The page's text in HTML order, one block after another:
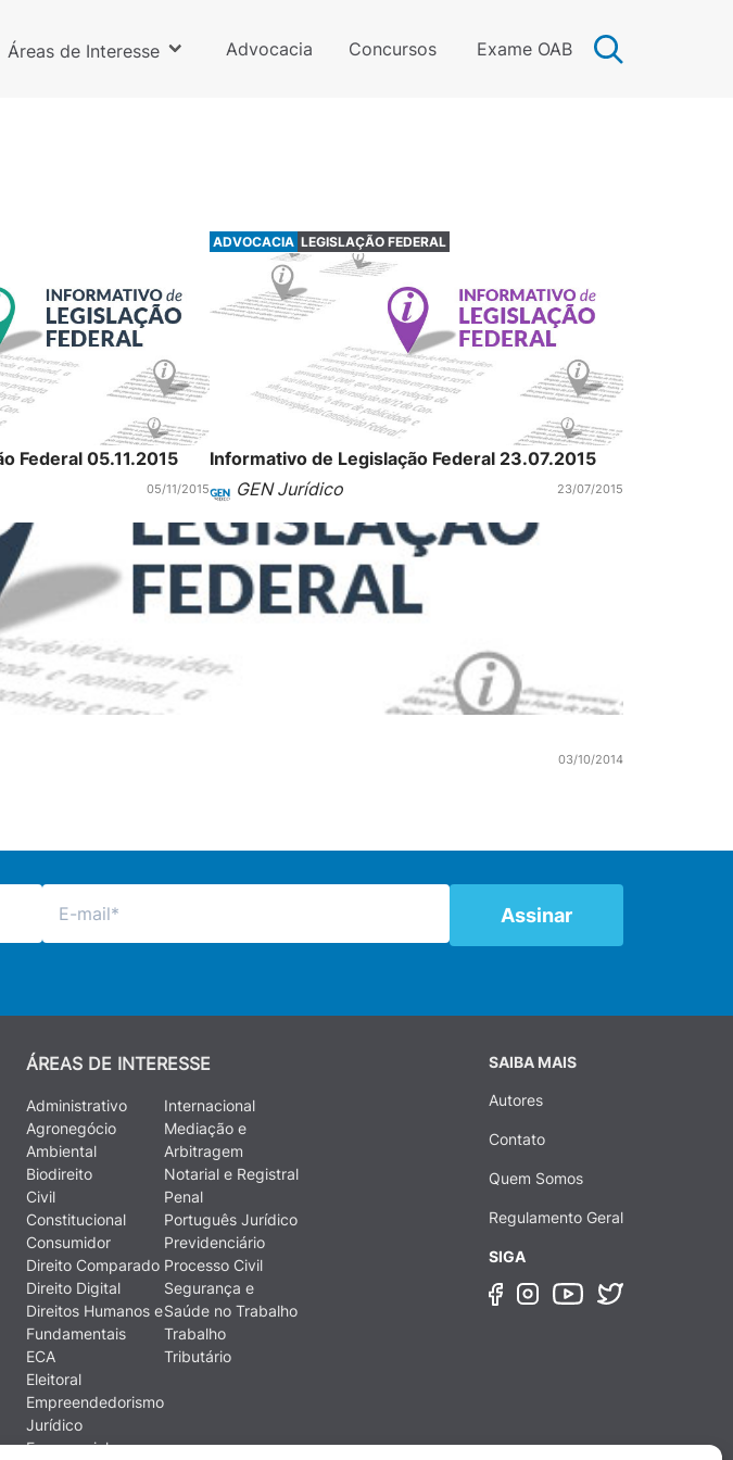
Áreas de Interesse Advocacia Concursos Exame OAB
Federal 05.11.2015
05/11/2015
ADVOCACIA LEGISLAÇÃO FEDERAL
Informativo de Legislação Federal 23.07.2015
GEN Jurídico
23/07/2015
03/10/2014
ÁREAS DE INTERESSE
Administrativo
Agronegócio
Ambiental
Biodireito
Civil
Constitucional
Consumidor
Direito Comparado
Direito Digital
Direitos Humanos e
Fundamentais
ECA
Eleitoral
Empreendedorismo
Jurídico
Empresarial
Internacional
Mediação e
Arbitragem
Notarial e Registral
Penal
Português Jurídico
Previdenciário
Processo Civil
Segurança e
Saúde no Trabalho
Trabalho
Tributário
SAIBA MAIS
Autores
Contato
Quem Somos
Regulamento Geral
SIGA